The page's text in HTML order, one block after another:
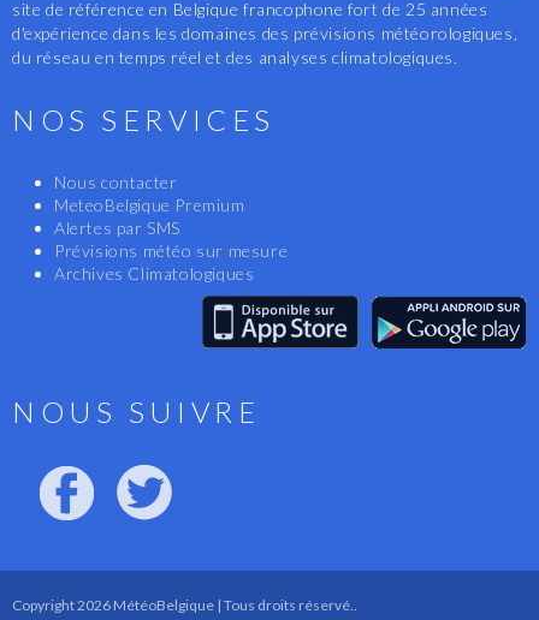
site de référence en Belgique francophone fort de 25 années
d'expérience dans les domaines des prévisions météorologiques,
du réseau en temps réel et des analyses climatologiques.
NOS SERVICES
Nous contacter
MeteoBelgique Premium
Alertes par SMS
Prévisions météo sur mesure
Archives Climatologiques
NOUS SUIVRE
Copyright 2026 MétéoBelgique | Tous droits réservé..